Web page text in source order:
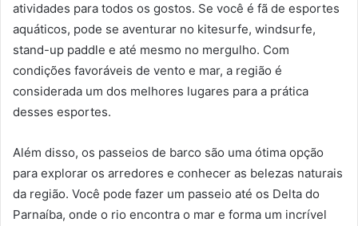
atividades para todos os gostos. Se você é fã de esportes
aquáticos, pode se aventurar no kitesurfe, windsurfe,
stand-up paddle e até mesmo no mergulho. Com
condições favoráveis ​​de vento e mar, a região é
considerada um dos melhores lugares para a prática
desses esportes.
Além disso, os passeios de barco são uma ótima opção
para explorar os arredores e conhecer as belezas naturais
da região. Você pode fazer um passeio até os Delta do
Parnaíba, onde o rio encontra o mar e forma um incrível